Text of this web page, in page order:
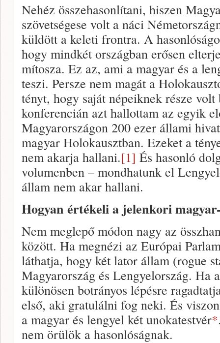
Nehéz összehasonlítani, hiszen
szövetségese volt a náci
küldött a keleti frontra. A
hogy mindkét országban erősen
mítosza. Ez az, ami a magyar és a
teszi. Persze nem magát a
tényt, hogy saját népeiknek része
konferencián azt hallottam az egyik
Magyarországon 200 ezer állami
magyar Holokausztban. Ezeket a
nem akarja hallani.[1] És hasonló
volumenben – mondhatunk el
állam nem akar hallani.
Hogyan értékeli a jelenkori
Nem meglepő módon nagy az
között. Ha megnézi az Európai
láthatja, hogy két lator állam (rogue
Magyarország és Lengyelország. Ha
különösen botrányos lépésre
első, aki gratulálni fog neki. És
a magyar és lengyel két unokatestvér*
nem örülök a hasonlóságnak.